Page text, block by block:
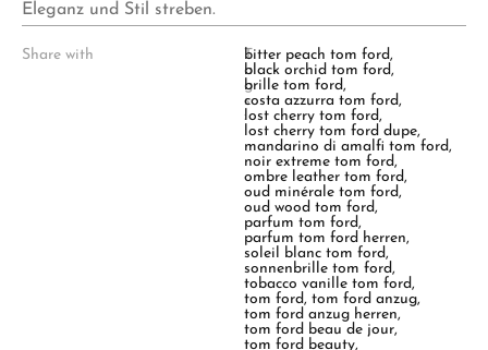
Eleganz und Stil streben.
Share with
T
a
g
s
:
bitter peach tom ford,
black orchid tom ford,
brille tom ford,
costa azzurra tom ford,
lost cherry tom ford,
lost cherry tom ford dupe,
mandarino di amalfi tom ford,
noir extreme tom ford,
ombre leather tom ford,
oud minérale tom ford,
oud wood tom ford,
parfum tom ford,
parfum tom ford herren,
soleil blanc tom ford,
sonnenbrille tom ford,
tobacco vanille tom ford,
tom ford,tom ford anzug,
tom ford anzug herren,
tom ford beau de jour,
tom ford beauty,